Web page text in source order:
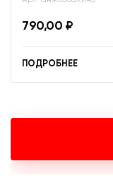
790,00 ₽
ПОДРОБНЕЕ